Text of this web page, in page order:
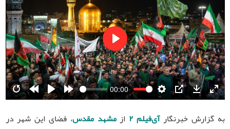
RestartRewindPlay Forward
00:00
Settings
PIP Download
Play
به گزارش خبرنگارآی‌فیلم ۲ ازمشهد مقدس، فضای این شهر در